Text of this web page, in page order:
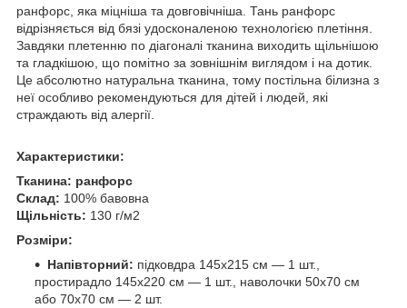
ранфорс, яка міцніша та довговічніша. Тань ранфорс
відрізняється від бязі удосконаленою технологією плетіння.
Завдяки плетенню по діагоналі тканина виходить щільнішою
та гладкішою, що помітно за зовнішнім виглядом і на дотик.
Це абсолютно натуральна тканина, тому постільна білизна з
неї особливо рекомендуються для дітей і людей, які
страждають від алергії.
Характеристики:
Тканина: ранфорс
Склад: 100% бавовна
Щільність: 130 г/м2
Розміри:
Напівторний: підковдра 145х215 см — 1 шт.,
простирадло 145х220 см — 1 шт., наволочки 50х70 см
або 70х70 см — 2 шт.